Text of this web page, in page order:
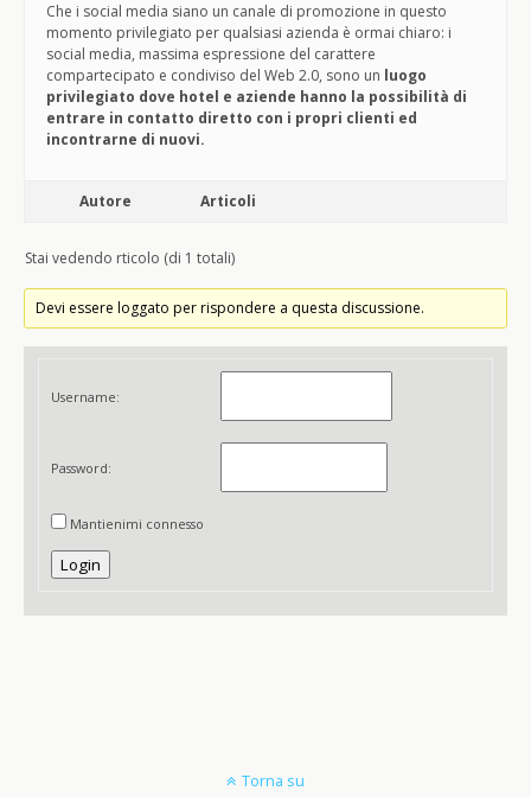
Che i social media siano un canale di promozione in questo
momento privilegiato per qualsiasi azienda è ormai chiaro: i
social media, massima espressione del carattere
compartecipato e condiviso del Web 2.0, sono un luogo
privilegiato dove hotel e aziende hanno la possibilità di
entrare in contatto diretto con i propri clienti ed
incontrarne di nuovi.
Autore Articoli
Stai vedendo rticolo (di 1 totali)
Devi essere loggato per rispondere a questa discussione.
Username:
Password:
Mantienimi connesso
Login
Torna su